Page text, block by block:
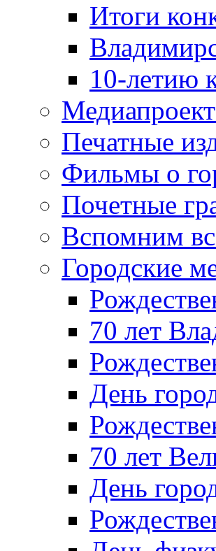
Итоги
10-летию
Печатные
Фильмы о
Почетные
Вспомним
Городские
70 лет
День
70 лет
День